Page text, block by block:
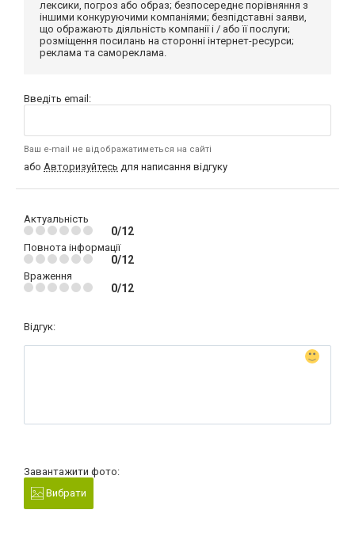
лексики, погроз або образ; безпосереднє порівняння з
іншими конкуруючими компаніями; безпідставні заяви,
що ображають діяльність компанії і / або її послуги;
розміщення посилань на сторонні інтернет-ресурси;
реклама та самореклама.
Введіть email:
Ваш e-mail не відображатиметься на сайті
або Авторизуйтесь для написання відгуку
Актуальність
0/12
Повнота інформації
0/12
Враження
0/12
Відгук:
Завантажити фото:
Вибрати